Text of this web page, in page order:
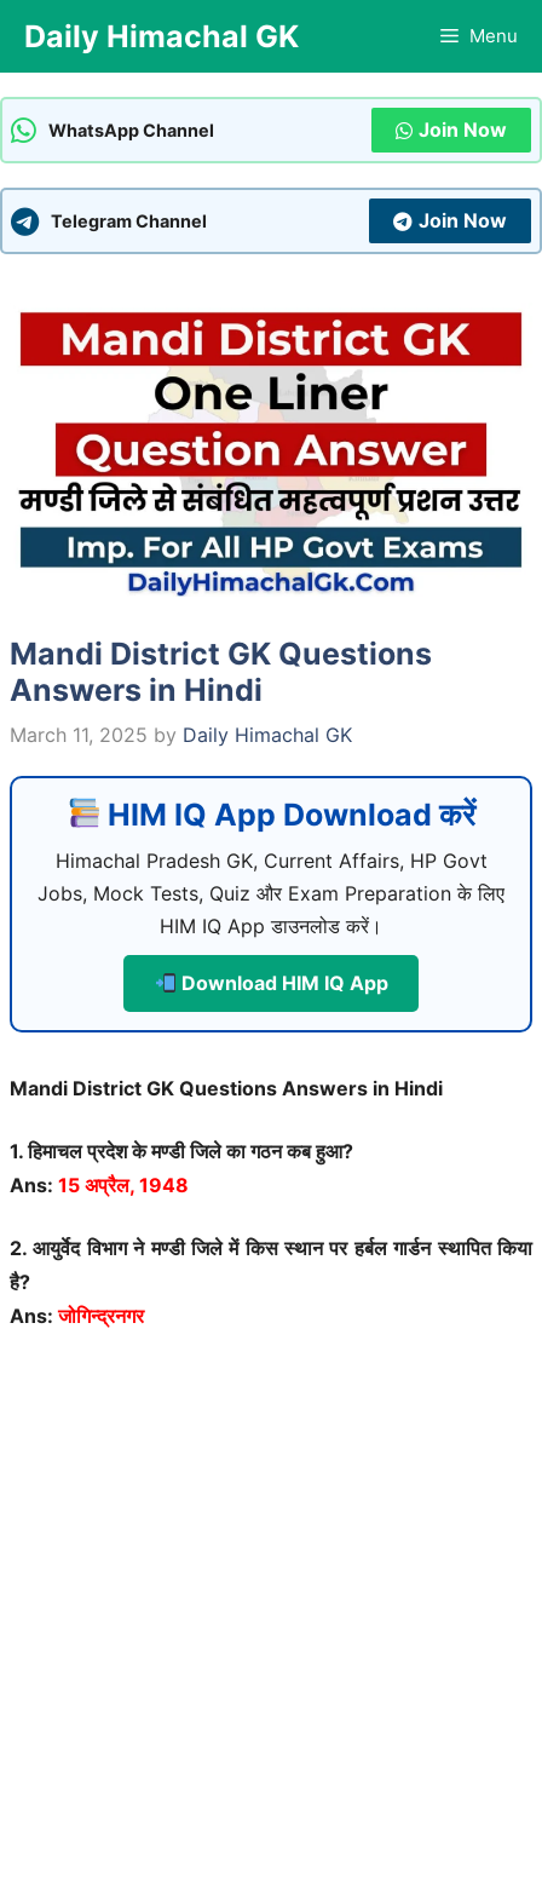
content
Daily Himachal GK Menu
WhatsApp Channel Join Now
Telegram Channel Join Now
Mandi District GK Questions
Answers in Hindi
March 11, 2025 by Daily Himachal GK
HIM IQ App Download करें
Himachal Pradesh GK, Current Affairs, HP Govt
Jobs, Mock Tests, Quiz और Exam Preparation के लिए
HIM IQ App डाउनलोड करें।
Download HIM IQ App
Mandi District GK Questions Answers in Hindi
1. हिमाचल प्रदेश केमण्डीजिले का गठन कब हुआ?
Ans: 15 अप्रैल, 1948
2. आयुर्वेद विभाग ने मण्डी जिले में किस स्थान पर हर्बल गार्डन स्थापित किया
है?
Ans:जोगिन्द्रनगर